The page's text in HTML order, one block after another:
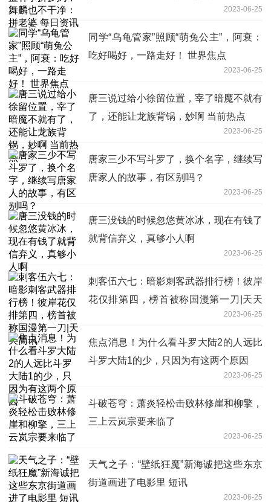
2023-06-25
同学“乌龟管家”照顾“萌兔公主”，阿衰：
吃好喝好，一路走好！ 世界焦点
2023-06-25
唐三说过给小徐留位置，宰了暗魔不就有
了，还能让龙族背锅，妙啊 当前热点
2023-06-25
唐家三少不写斗罗了，换个名字，继续写
唐家人的故事，有区别吗？
2023-06-25
唐三没钱的时候忽悠黄冰冰，现在有钱了
就背信弃义，真够小人啊
2023-06-25
刺客伍六七：暗影刺客武器排行榜！彼岸
花仅排第四，榜首被称国漫第一刀|天天
2023-06-25
焦点消息！为什么看斗罗大陆2的人远比
斗罗大陆1的少，只因为有这两个原因
2023-06-25
斗破苍穹：萧炎轻松击败林修崖和柳擎，
三上云岚宗要来临了
2023-06-25
天气之子：“壁纸狂魔”新海诚把这些东京
街道画进了电影里 短讯
2023-06-25